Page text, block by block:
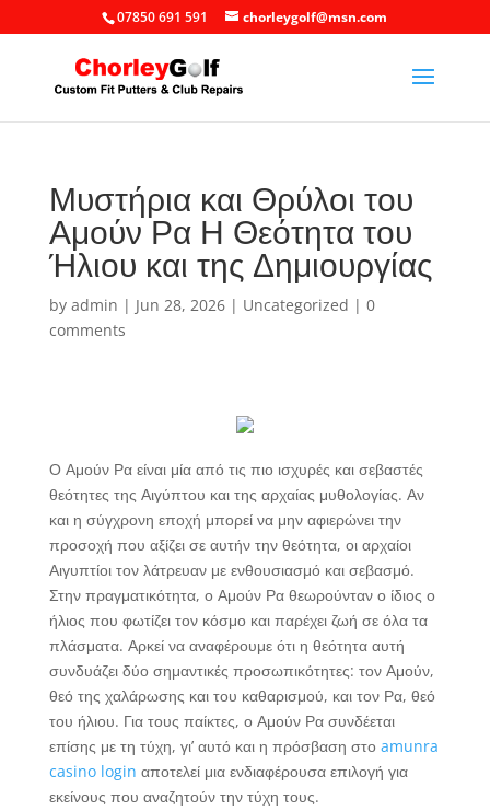
07850 691 591 chorleygolf@msn.com
Μυστήρια και Θρύλοι του
Αμούν Ρα Η Θεότητα του
Ήλιου και της Δημιουργίας
by admin | Jun 28, 2026| Uncategorized | 0
comments
Ο Αμούν Ρα είναι μία από τις πιο ισχυρές και σεβαστές
θεότητες της Αιγύπτου και της αρχαίας μυθολογίας. Αν
και η σύγχρονη εποχή μπορεί να μην αφιερώνει την
προσοχή που αξίζει σε αυτήν την θεότητα, οι αρχαίοι
Αιγυπτίοι τον λάτρευαν με ενθουσιασμό και σεβασμό.
Στην πραγματικότητα, ο Αμούν Ρα θεωρούνταν ο ίδιος ο
ήλιος που φωτίζει τον κόσμο και παρέχει ζωή σε όλα τα
πλάσματα. Αρκεί να αναφέρουμε ότι η θεότητα αυτή
συνδυάζει δύο σημαντικές προσωπικότητες: τον Αμούν,
θεό της χαλάρωσης και του καθαρισμού, και τον Ρα, θεό
του ήλιου. Για τους παίκτες, ο Αμούν Ρα συνδέεται
επίσης με τη τύχη, γι’ αυτό και η πρόσβαση στο amunra
casino login αποτελεί μια ενδιαφέρουσα επιλογή για
εκείνους που αναζητούν την τύχη τους.